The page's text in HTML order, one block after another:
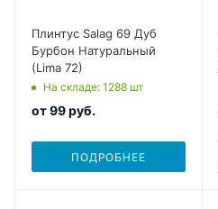
Плинтус Salag 69 Дуб
Бурбон Натуральный
(Lima 72)
На складе: 1288 шт
от99 руб.
ПОДРОБНЕЕ